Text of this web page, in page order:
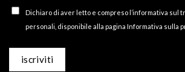
Dichiaro di aver letto e compreso l’informativa sul
personali, disponibile alla pagina Informativa sulla